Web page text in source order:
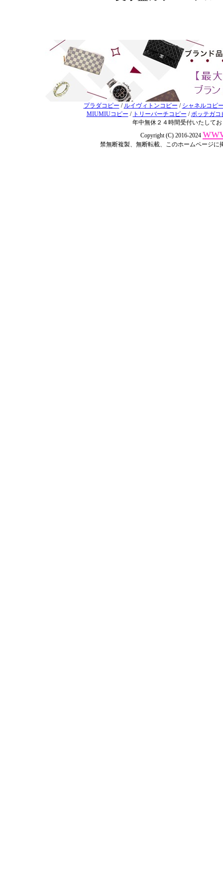
プラダコピー / ルイヴィトンコピー / シャネルコピ
MIUMIUコピー / トリーバーチコピー /ボッテガコ
年中無休２４時間受付いたして
Copyright (C) 2016-2024
禁無断複製、無断転載、このホームページ